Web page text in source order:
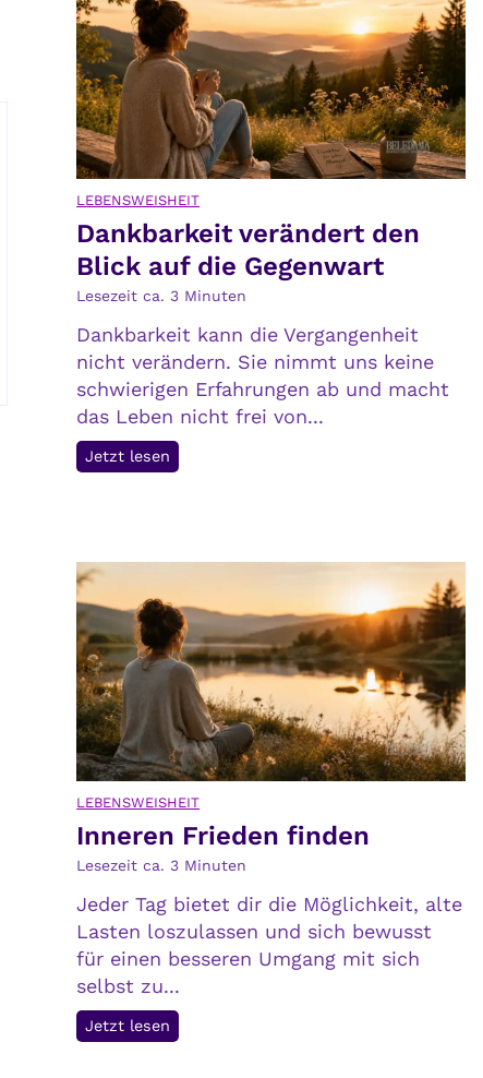
u
n
u
n
d
i
h
r
e
o
l
g
e
N
a
t
r
v
e
r
s
t
e
t
,
v
e
h
a
u
c
s
i
c
h
s
e
b
s
t
LEBENSWEISHEIT
Dankbarkeit verändert den
Blick auf die Gegenwart
Lesezeit ca. 3 Minuten
Dankbarkeit kann die Vergangenheit
nicht verändern. Sie nimmt uns keine
schwierigen Erfahrungen ab und macht
das Leben nicht frei von...
Jetzt lesen
b
r
k
e
t
v
e
r
ä
n
d
r
LEBENSWEISHEIT
Inneren Frieden finden
Lesezeit ca. 3 Minuten
Jeder Tag bietet dir die Möglichkeit, alte
Lasten loszulassen und sich bewusst
für einen besseren Umgang mit sich
selbst zu...
Jetzt lesen